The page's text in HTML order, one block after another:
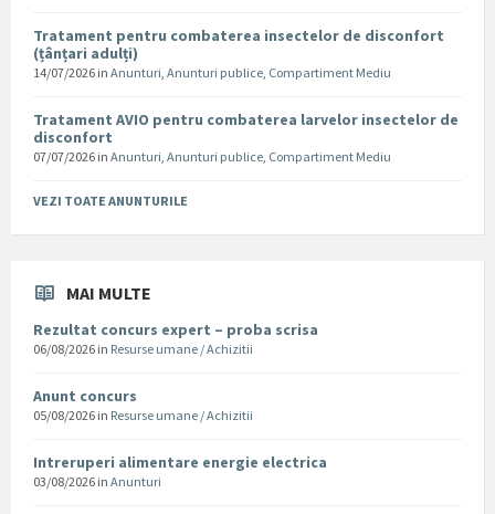
Tratament pentru combaterea insectelor de disconfort
(țânțari adulți)
14/07/2026 in Anunturi, Anunturi publice, Compartiment Mediu
Tratament AVIO pentru combaterea larvelor insectelor de
disconfort
07/07/2026 in Anunturi, Anunturi publice, Compartiment Mediu
VEZI TOATE ANUNTURILE
MAI MULTE
Rezultat concurs expert – proba scrisa
06/08/2026 in Resurse umane / Achizitii
Anunt concurs
05/08/2026 in Resurse umane / Achizitii
Intreruperi alimentare energie electrica
03/08/2026 in Anunturi